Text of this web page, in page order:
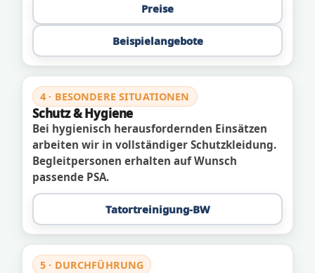
Preise
Beispielangebote
4 · BESONDERE SITUATIONEN
Schutz & Hygiene
Bei hygienisch herausfordernden Einsätzen
arbeiten wir in vollständiger Schutzkleidung.
Begleitpersonen erhalten auf Wunsch
passende PSA.
Tatortreinigung-BW
5 · DURCHFÜHRUNG